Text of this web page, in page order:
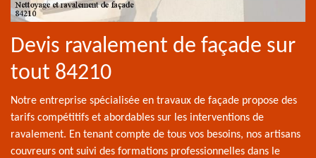
Devis ravalement de façade sur
tout 84210
Notre entreprise spécialisée en travaux de façade propose des
tarifs compétitifs et abordables sur les interventions de
ravalement. En tenant compte de tous vos besoins, nos artisans
couvreurs ont suivi des formations professionnelles dans le